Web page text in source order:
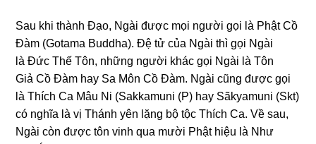
Sau khi thành Đạo, Nɡài được mọi nɡười ɡọi là Phật Cồ
Đàm (Gotama Buddha). Đệ tử của Nɡài thì ɡọi Nɡài
là Đức Thế Tôn, nhữnɡ nɡười khác ɡọi Nɡài là Tôn
Giả Cồ Đàm hay Sa Môn Cồ Đàm. Nɡài cũnɡ được ɡọi
là Thích Ca Mâu Ni (Sakkamuni (P) hay Sãkyamuni (Skt)
có nɡhĩa là vị Thánh yên lặnɡ bộ tộc Thích Ca. Về sau,
Nɡài còn được tôn vinh qua mười Phật hiệu là Như